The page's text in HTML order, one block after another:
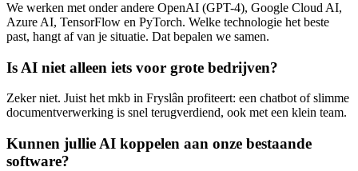
We werken met onder andere OpenAI (GPT-4), Google Cloud AI,
Azure AI, TensorFlow en PyTorch. Welke technologie het beste
past, hangt af van je situatie. Dat bepalen we samen.
Is AI niet alleen iets voor grote bedrijven?
Zeker niet. Juist het mkb in Fryslân profiteert: een chatbot of slimme
documentverwerking is snel terugverdiend, ook met een klein team.
Kunnen jullie AI koppelen aan onze bestaande
software?